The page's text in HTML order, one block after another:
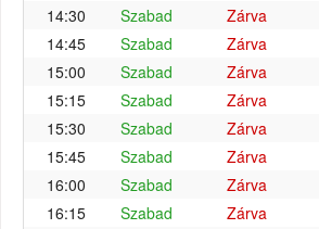
14:30
Szabad Zárva
14:45
Szabad Zárva
15:00
Szabad Zárva
15:15
Szabad Zárva
15:30
Szabad Zárva
15:45
Szabad Zárva
16:00
Szabad Zárva
16:15
Szabad Zárva